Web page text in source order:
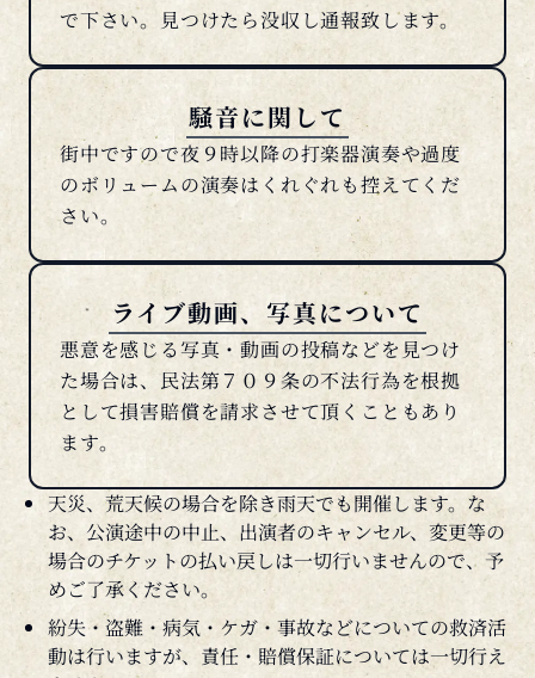
騒音に関して
街中ですので夜９時以降の打楽器演奏や過度
のボリュームの演奏はくれぐれも控えてくだ
さい。
ライブ動画、写真について
悪意を感じる写真・動画の投稿などを見つけ
た場合は、民法第７０９条の不法行為を根拠
として損害賠償を請求させて頂くこともあり
ます。
天災、荒天候の場合を除き雨天でも開催します。な
お、公演途中の中止、出演者のキャンセル、変更等の
場合のチケットの払い戻しは一切行いませんので、予
めご了承ください。
紛失・盗難・病気・ケガ・事故などについての救済活
動は行いますが、責任・賠償保証については一切行え
ません。